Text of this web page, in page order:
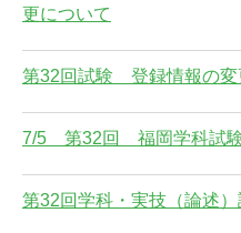
更について
第32回試験 登録情報の変
7/5 第32回 福岡学科試験
第32回学科・実技（論述